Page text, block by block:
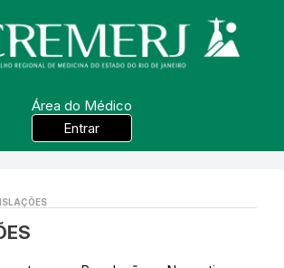
Área do Médico
Entrar